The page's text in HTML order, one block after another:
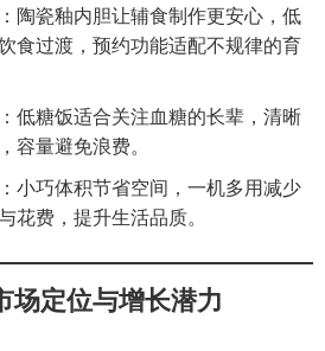
：陶瓷釉内胆让辅食制作更安心，低
食过渡，预约功能适配不规律的育
：低糖饭适合关注血糖的长辈，清晰
容量避免浪费。
：小巧体积节省空间，一机多用减少
花费，提升生活品质。
场定位与增长潜力